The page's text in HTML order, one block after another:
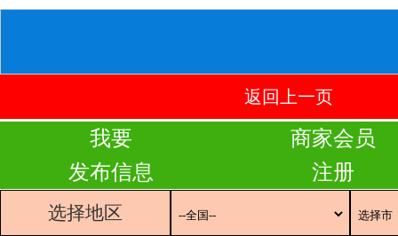
返回上一页
我要
发布信息
商家会员
注册
选择地区